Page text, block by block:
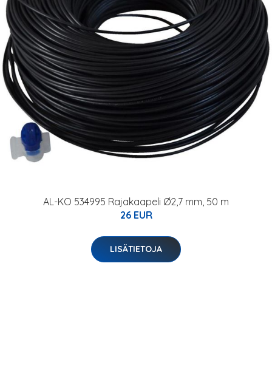
AL-KO 534995 Rajakaapeli Ø2,7 mm, 50 m
26 EUR
LISÄTIETOJA